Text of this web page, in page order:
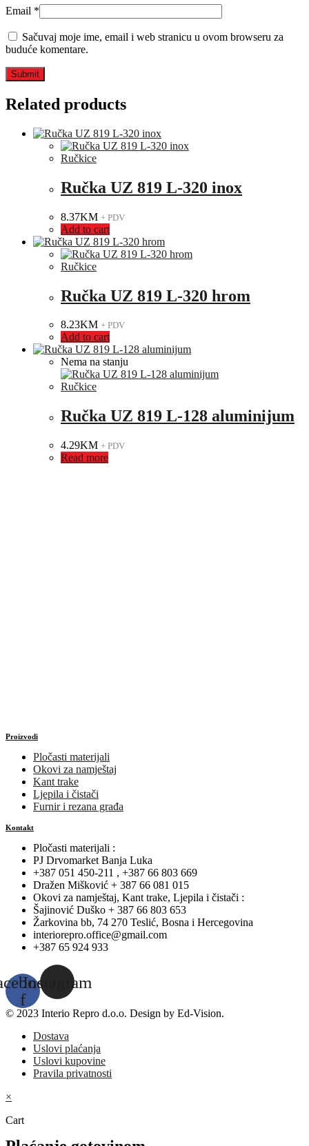
Email *
Sačuvaj moje ime, email i web stranicu u ovom browseru za
buduće komentare.
Related products
Ručkice
Ručka UZ 819 L-320 inox
8.37KM + PDV
Add to cart
Ručkice
Ručka UZ 819 L-320 hrom
8.23KM + PDV
Add to cart
Nema na stanju
Ručkice
Ručka UZ 819 L-128 aluminijum
4.29KM + PDV
Read more
Proizvodi
Pločasti materijali
Okovi za namještaj
Kant trake
Ljepila i čistači
Furnir i rezana građa
Kontakt
Pločasti materijali :
PJ Drvomarket Banja Luka
+387 051 450-211 , +387 66 803 669
Dražen Mišković + 387 66 081 015
Okovi za namještaj, Kant trake, Ljepila i čistači :
Šajinović Duško + 387 66 803 653
Žarkovina bb, 74 270 Teslić, Bosna i Hercegovina
interiorepro.office@gmail.com
+387 65 924 933
f
Instagram
© 2023 Interio Repro d.o.o. Design by Ed-Vision.
Dostava
Uslovi plaćanja
Uslovi kupovine
Pravila privatnosti
×
Cart